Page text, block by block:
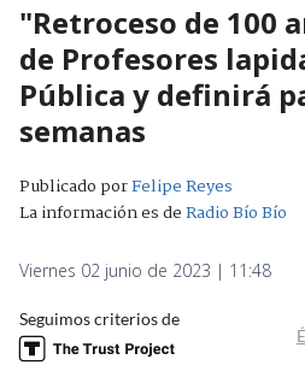
"Retroceso de 100
de Profesores
Pública y definirá
semanas
Publicado porFelipe Reyes
La información es deRadio Bío Bío
Viernes 02 junio de 2023 | 11:48
Seguimos criterios de